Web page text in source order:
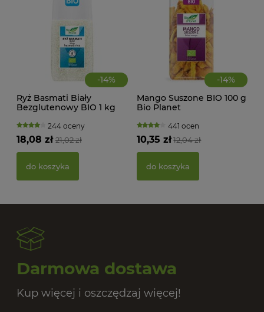
-14%
Ryż Basmati Biały
Bezglutenowy BIO 1 kg
244 oceny
21,02 zł
18,08 zł
do koszyka
-14%
Mango Suszone BIO 100 g
Bio Planet
441 ocen
12,04 zł
10,35 zł
do koszyka
Darmowa dostawa
Kup więcej i oszczędzaj więcej!